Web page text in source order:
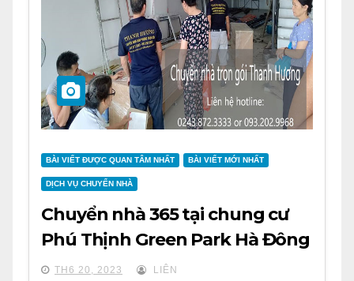
BÀI VIẾT ĐƯỢC QUAN TÂM NHẤT BÀI VIẾT MỚI NHẤT
DỊCH VỤ CHUYỂN NHÀ
Chuyển nhà 365 tại chung cư
Phú Thịnh Green Park Hà Đông
TH6 20, 2023 LIÊN